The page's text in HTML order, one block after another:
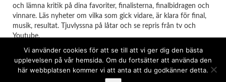
och lämna kritik på dina favoriter, finalisterna, finalbidragen och
vinnare. Läs nyheter om vilka som gick vidare, är klara för final,
musik, resultat. Tjuvlyssna på låtar och se repris från tv och
Youtube.
© Copyright 2026 TOP
Vi använder cookies för att se till att vi ger dig den bästa
upplevelsen på vår hemsida. Om du fortsätter att använda den
här webbplatsen kommer vi att anta att du godkänner detta.